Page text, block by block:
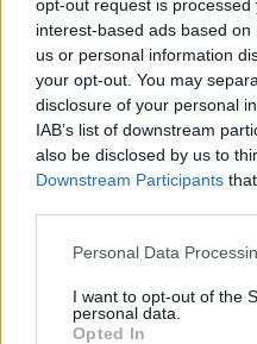
opt-out request is
interest-based ads based
us or personal information
your opt-out. You may
disclosure of your personal
IAB’s list of downstream
also be disclosed by us to
Downstream Participants
Personal Data
I want to opt-out of the
personal data.
Opted In
35
живеe